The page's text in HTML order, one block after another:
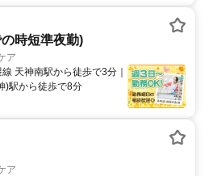
時短準夜勤)
ア
天神南駅から徒歩で3分｜
)駅から徒歩で8分
ア